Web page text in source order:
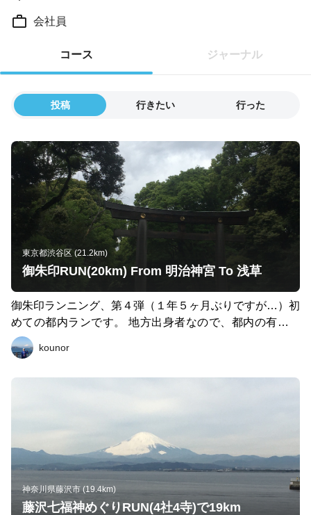
会社員
コース ジャーナル
投稿 行きたい 行った
東京都渋谷区 (21.2km)
御朱印RUN(20km) From 明治神宮 To 浅草
御朱印ランニング、第４弾（１年５ヶ月ぶりですが…）初
めての都内ランです。 地方出身者なので、都内の有名な
神社の御朱印を頂くために走りました。 明治神宮→国立
競技場→日枝神社→金比羅神社→国会議事堂→靖国神社→
戻り始めているようでした。 明治神宮に参詣してから走
り始めたので、とても清々しい気持ちで都内を満喫できた
１日でした。
kounor
神奈川県藤沢市 (19.4km)
藤沢七福神めぐりRUN(4社4寺)で19km